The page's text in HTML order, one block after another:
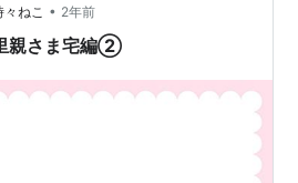
なご家族に大事にされている様子
、ちょ…
ねこ • 2年前
親さま宅編②